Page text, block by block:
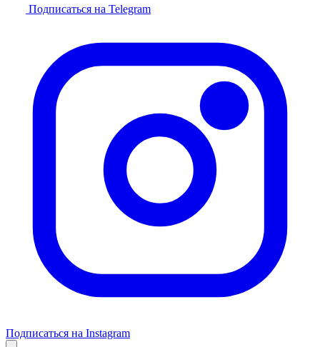
Подписаться на Telegram
Подписаться на Instagram